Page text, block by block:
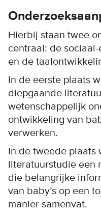
Hierbij staan twee
centraal: de
en de
In de eerste plaats
diepgaande
wetenschappelijk
ontwikkeling van
verwerken.
In de tweede plaats
literatuurstudie een
die belangrijke
van baby’s op een
manier samenvat.